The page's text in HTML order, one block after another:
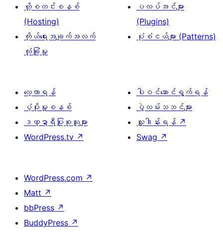
ဟို့စတင်းစနစ်
(Hosting)
ကိုယ်ရေးအချက်အလက်
လုံခြုံမှု
ပလပ်အင်များ
(Plugins)
ပုံစံငယ်များ (Patterns)
လေ့လာရန်
ပံ့ပိုးမှုစနစ်
ဒဏ္ဍာရီပြုစုသူများ
WordPress.tv ↗
ပါဝင်ဆောင်ရွက်ရန်
ပွဲလမ်းသဘင်များ
လှူဒါန်းရန် ↗
Swag ↗
WordPress.com ↗
Matt ↗
bbPress ↗
BuddyPress ↗